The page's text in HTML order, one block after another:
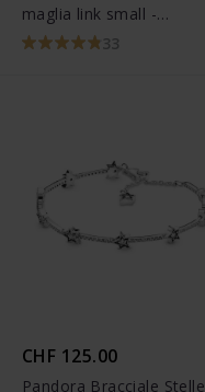
maglia link small -
599662C0033
CHF 125.00
Pandora Bracciale Stelle